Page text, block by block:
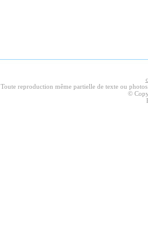
Toute reproduction même partielle de texte ou
©